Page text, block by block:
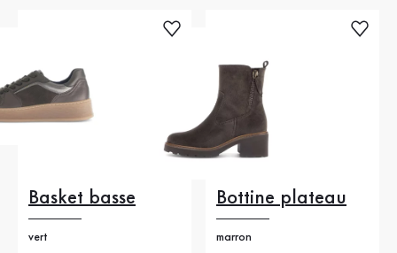
Basket basse
vert
Bottine plateau
marron